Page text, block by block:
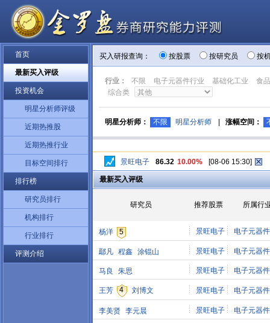
首页
最新买入评级
投资机会
明星分析师评级
近期热推股
近期热推行业
目标空间排行
排行榜
研究员排行
机构排行
行业排行
评测介绍
买入研报查询： 按股票 按研究员 按
行业： 不限 电子元器件行业 基础化工业
食
综合类
明星分析师： 不限 明星分析师 涨幅空间：
景旺电子 86.32 10.00% [08-06 15:30]
最新买入评级
研究员 推荐股票 所属行
杨洋 5 景旺电子 电子元器
鄢凡 程鑫 涂锟山 景旺电子 电子元器
马良 朱思 景旺电子 电子元器
王芳 4 刘博文 景旺电子 电子元器
李美贤 李元晨 景旺电子 电子元器